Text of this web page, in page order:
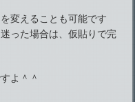
変えることも可能です
った場合は、仮貼りで完
よ＾＾